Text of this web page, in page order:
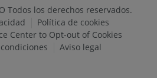
Todos los derechos reservados.
Política de cookies
Center to Opt-out of Cookies
Aviso legal